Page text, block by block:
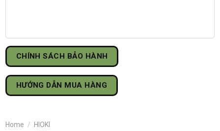
CHÍNH SÁCH BẢO HÀNH
HƯỚNG DẪN MUA HÀNG
Home / HIOKI